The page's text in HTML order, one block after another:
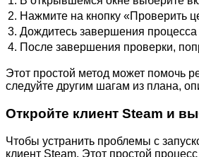
2. Нажмите на кнопку «Проверить
3. Дождитесь завершения
4. После завершения проверки,
Этот простой метод может помочь
следуйте другим шагам из плана,
Откройте клиент Steam и
Чтобы устранить проблемы с
клиент Steam. Этот простой